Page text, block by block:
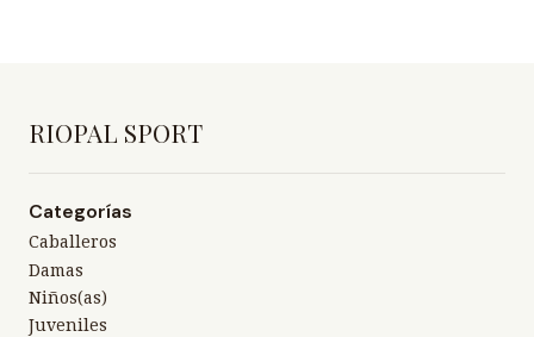
RIOPAL SPORT
Categorías
Caballeros
Damas
Niños(as)
Juveniles